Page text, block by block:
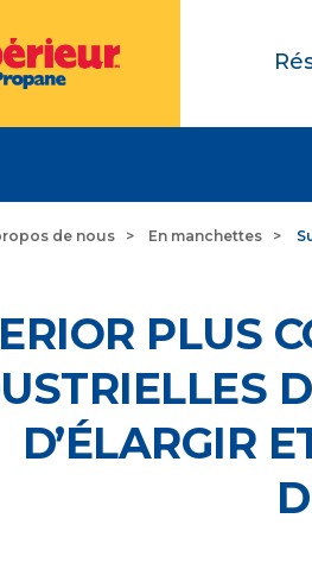
de nous En manchettes
PLUS
D’ÉLARGIR